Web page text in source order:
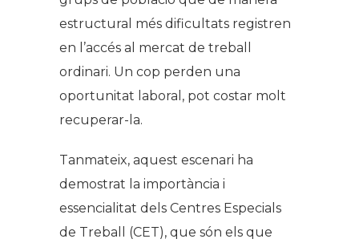
estructural més dificultats registren
en l’accés al mercat de treball
ordinari. Un cop perden una
oportunitat laboral, pot costar molt
recuperar-la.
Tanmateix, aquest escenari ha
demostrat la importància i
essencialitat dels Centres Especials
de Treball (CET), que són els que